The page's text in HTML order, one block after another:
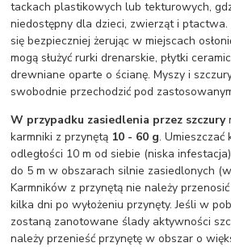
tackach plastikowych lub tekturowych,
niedostępny dla dzieci, zwierząt i
się bezpieczniej żerując w miejscach
mogą służyć rurki drenarskie, płytki
drewniane oparte o ścianę. Myszy i
swobodnie przechodzić pod
W przypadku zasiedlenia przez szczury
karmniki z przynętą 10 - 60 g. Umieszczać
odległości 10 m od siebie (niska
do 5 m w obszarach silnie zasiedlonych
Karmników z przynętą nie należy
kilka dni po wyłożeniu przynęty. Jeśli w
zostaną zanotowane ślady aktywności
należy przenieść przynętę w obszar o